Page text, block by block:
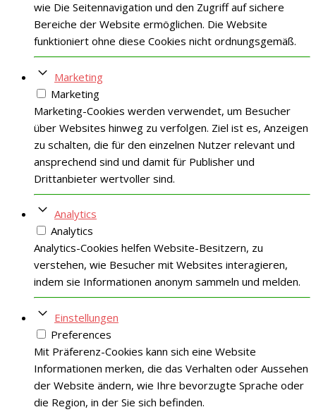
wie Die Seitennavigation und den Zugriff auf sichere
Bereiche der Website ermöglichen. Die Website
funktioniert ohne diese Cookies nicht ordnungsgemäß.
Marketing
Marketing
Marketing-Cookies werden verwendet, um Besucher
über Websites hinweg zu verfolgen. Ziel ist es, Anzeigen
zu schalten, die für den einzelnen Nutzer relevant und
ansprechend sind und damit für Publisher und
Drittanbieter wertvoller sind.
Analytics
Analytics
Analytics-Cookies helfen Website-Besitzern, zu
verstehen, wie Besucher mit Websites interagieren,
indem sie Informationen anonym sammeln und melden.
Einstellungen
Preferences
Mit Präferenz-Cookies kann sich eine Website
Informationen merken, die das Verhalten oder Aussehen
der Website ändern, wie Ihre bevorzugte Sprache oder
die Region, in der Sie sich befinden.